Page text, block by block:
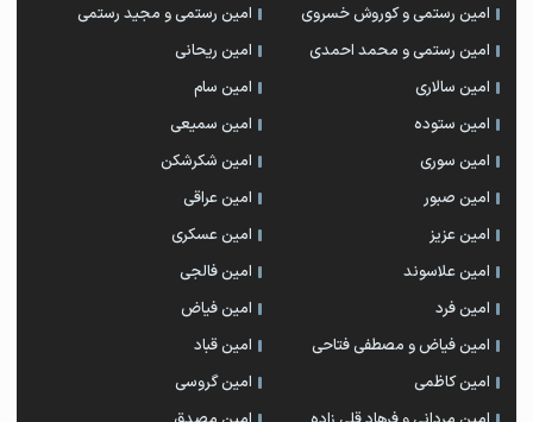
امین رستمی و کوروش خسروی
امین رستمی و مجید رستمی
امین رستمی و محمد احمدی
امین ریحانی
امین سالاری
امین سام
امین ستوده
امین سمیعی
امین سوری
امین شکرشکن
امین صبور
امین عراقی
امین عزیز
امین عسکری
امین علاسوند
امین فالجی
امین فرد
امین فیاض
امین فیاض و مصطفی فتاحی
امین قباد
امین کاظمی
امین گروسی